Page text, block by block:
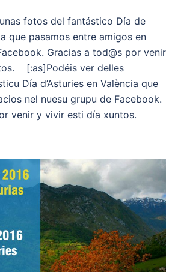
fotos del fantástico Día de
que pasamos entre amigos en
Gracias a tod@s por venir
[:as]Podéis ver delles
Día d’Asturies en València que
nel nuesu grupu de Facebook.
venir y vivir esti día xuntos.